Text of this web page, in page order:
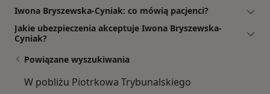
Iwona Bryszewska-Cyniak: co mówią pacjenci?
Jakie ubezpieczenia akceptuje Iwona Bryszewska-
Cyniak?
Powiązane wyszukiwania
W pobliżu Piotrkowa Trybunalskiego